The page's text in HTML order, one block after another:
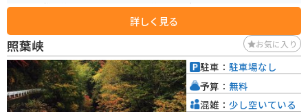
かつては松尾芭蕉も訪れたとされる風情ある場所です。 周辺は木々に囲ま
れ、特に新緑や紅葉の季節は美しく、比較的静かに自然を楽しめます。駐車
場からは遊歩道を歩いてアクセスでき、足元は滑りやすいため歩きやすい靴
がおすすめです。バイクの場合は日光のワインディングを楽しみながら立ち
寄れる立地で、ツーリング途中の休憩スポットとしても最適です。
詳しく見る
照葉峡 お気に入り
駐車： 駐車場なし
予算： 無料
混雑： 少し空いている